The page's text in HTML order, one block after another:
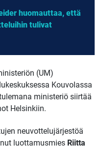
huomauttaa, että
tulivat
(UM)
Kouvolassa
ministeriö siirtää
Helsinkiin.
neuvottelujärjestöä
luottamusmies Riitta